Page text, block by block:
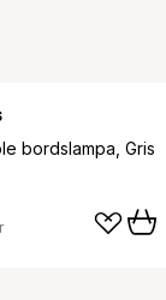
bordslampa, Gris